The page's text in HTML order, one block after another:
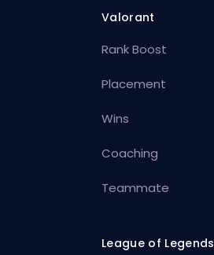
Valorant
Rank Boost
Placement
Wins
Coaching
Teammate
League of Legends